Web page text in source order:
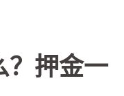
？押金一